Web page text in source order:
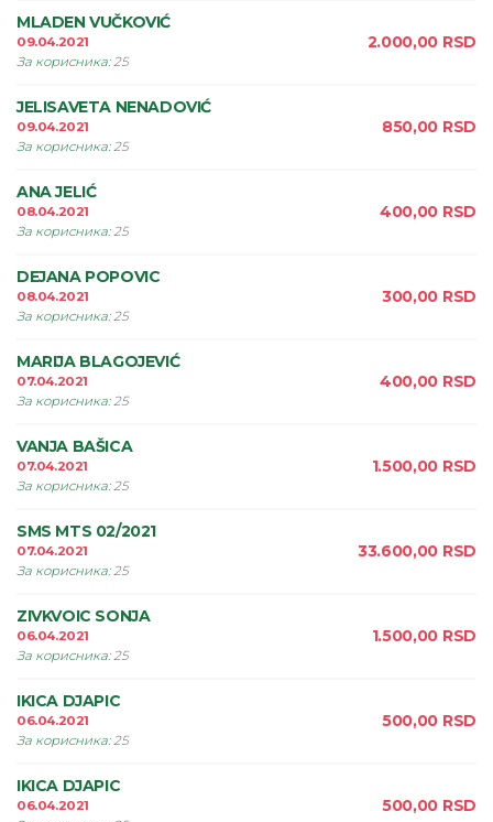
MLADEN VUČKOVIĆ
09.04.2021
За корисника:25
2.000,00 RSD
JELISAVETA NENADOVIĆ
09.04.2021
За корисника:25
850,00 RSD
ANA JELIĆ
08.04.2021
За корисника:25
400,00 RSD
DEJANA POPOVIC
08.04.2021
За корисника:25
300,00 RSD
MARIJA BLAGOJEVIĆ
07.04.2021
За корисника:25
400,00 RSD
VANJA BAŠICA
07.04.2021
За корисника:25
1.500,00 RSD
SMS MTS 02/2021
07.04.2021
За корисника:25
33.600,00 RSD
ZIVKVOIC SONJA
06.04.2021
За корисника:25
1.500,00 RSD
IKICA DJAPIC
06.04.2021
За корисника:25
500,00 RSD
IKICA DJAPIC
06.04.2021
500,00 RSD